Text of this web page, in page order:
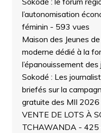
l’autonomisation
féminin - 593 vues
Maison des Jeunes
moderne dédié à la
l’épanouissement des
Sokodé : Les
briefés sur la
gratuite des MII 2026
VENTE DE LOTS À
TCHAWANDA- 425